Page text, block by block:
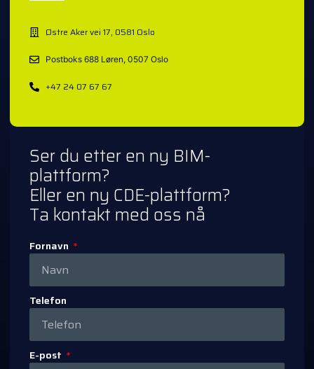
Østre Aker vei 17, 0581 Oslo
Postboks 688 Løren, 0507 Oslo
+47 24 07 67 67
Ser du etter en ny BIM-
plattform?
Eller en ny CDE-plattform?
Ta kontakt med oss nå
Fornavn
Telefon
E-post